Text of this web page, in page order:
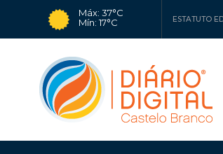
Máx: 37°C
Mín: 17°C
ESTATUTO